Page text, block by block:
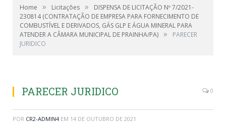
Home » Licitações »
DISPENSA DE LICITAÇÃO Nº 7/2021-
230814 (CONTRATAÇÃO DE EMPRESA PARA FORNECIMENTO DE
COMBUSTÍVEL E DERIVADOS, GÁS GLP E ÁGUA MINERAL PARA
ATENDER A CÂMARA MUNICIPAL DE PRAINHA/PA) »
PARECER
JURIDICO
PARECER JURIDICO 0
POR CR2-ADMIN4 EM 14 DE OUTUBRO DE 2021